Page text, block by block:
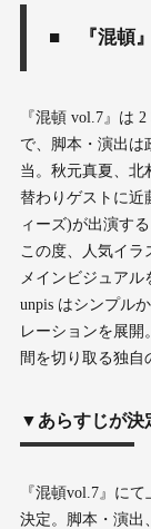
■ 『混頓』
『混頓 vol.7』は
で、脚本・演出は
当。秋元真夏、北
替わりゲストに近
ィーズ)が出演す
この度、⼈気イラ
メインビジュアル
unpis はシンプル
レーションを展開
間を切り取る独⾃
▼あらすじが決
『混頓vol.7』に
決定。脚本・演出